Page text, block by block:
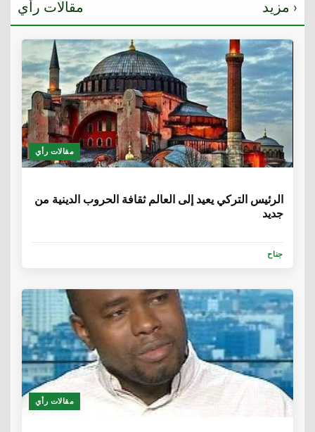
مقالات رأي مزيد ›
مقالات رأي
الرئيس التركي يعيد إلى العالم ثقافة الحروب الدينية من
جديد
جناح
مقالات رأي